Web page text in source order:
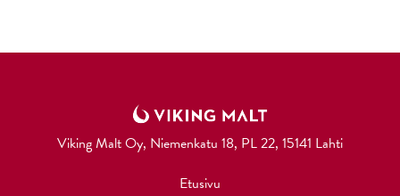
Viking Malt Oy, Niemenkatu 18, PL 22, 15141 Lahti
Etusivu